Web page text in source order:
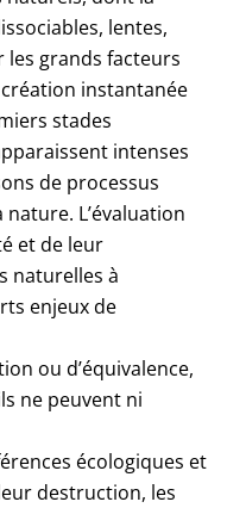
lentes,
les grands facteurs
instantanée
stades
intenses
de processus
L’évaluation
et de leur
naturelles à
enjeux de
ou d’équivalence,
ne peuvent ni
écologiques et
destruction, les